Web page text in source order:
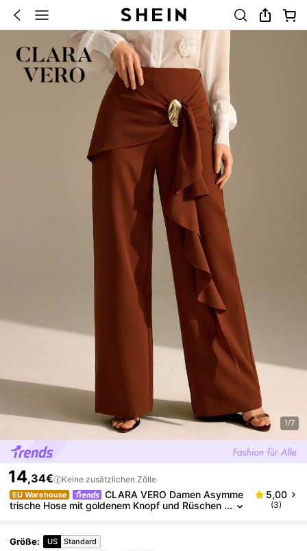
1/7
14,34€ Keine zusätzlichen Zölle
EU Warehouse
CLARA VERO Damen Asymme
trische Hose mit goldenem Knopf und Rüschen
5,00
(3)
Größe: US Standard